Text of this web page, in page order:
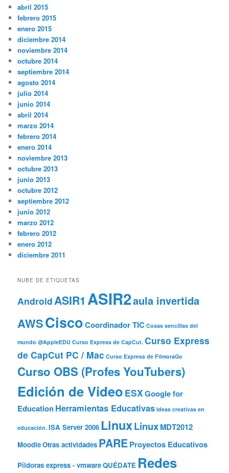
abril 2015
febrero 2015
enero 2015
diciembre 2014
noviembre 2014
octubre 2014
septiembre 2014
agosto 2014
julio 2014
junio 2014
abril 2014
marzo 2014
febrero 2014
enero 2014
noviembre 2013
octubre 2013
junio 2013
octubre 2012
septiembre 2012
junio 2012
marzo 2012
febrero 2012
enero 2012
diciembre 2011
NUBE DE ETIQUETAS
AndroidASIR1 ASIR2aula invertida
AWSCiscoCoordinador TIC Cosas sencillas del
mundo @AppleEDU Curso Express de CapCut. Curso Express
de CapCut PC / Mac Curso Express de FilmoraGo
Curso OBS (Profes YouTubers)
Edición de Video ESXGoogle for
EducationHerramientas Educativas Ideas creativas en
educación. ISA Server 2006 LinuxLinuxMDT2012
MoodleOtras actividades PAREProyectos Educativos
Píldoras express - vmwareQUÉDATE Redes